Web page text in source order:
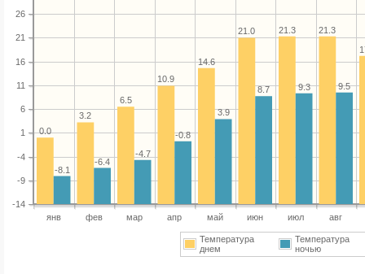
янв фев мар апр май июн июл авг
-14
-9
-4
1
6
11
16
21
26
21.3
21.3
21.0
14.6
10.9
6.5
3.2
0.0
9.5
9.3
8.7
3.9
-0.8
-4.7
-6.4
-8.1
Температура
днем
Температура
ночью